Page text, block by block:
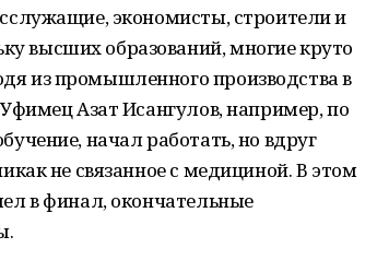
экономисты, строители и
высших образований, многие круто
из промышленного производства в
Азат Исангулов, например, по
начал работать, но вдруг
не связанное с медициной. В этом
в финал, окончательные